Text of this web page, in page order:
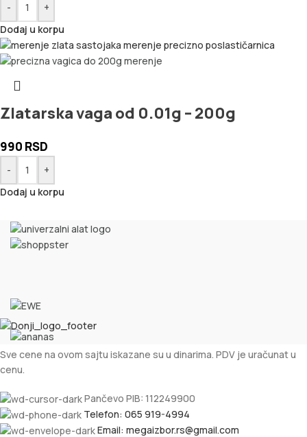
-
+
Dodaj u korpu
Zlatarska vaga od 0.01g – 200g
990 RSD
-
+
Dodaj u korpu
Sve cene na ovom sajtu iskazane su u dinarima. PDV je uračunat u
cenu.
Pančevo PIB: 112249900
Telefon: 065 919-4994
Email: megaizbor.rs@gmail.com